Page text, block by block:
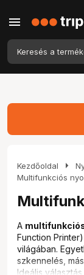
menu
Kezdőoldal arrow_right
Multifunkciós
A
Function
világában.
szkennelés,
Ideális